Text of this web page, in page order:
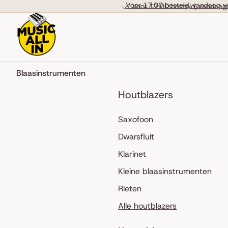
Voor 17:00 besteld,
Voor 17:00 besteld, vandaag
Blaasinstrumenten
Houtblazers
Saxofoon
Dwarsfluit
Klarinet
Kleine blaasinstrumenten
Rieten
Alle houtblazers